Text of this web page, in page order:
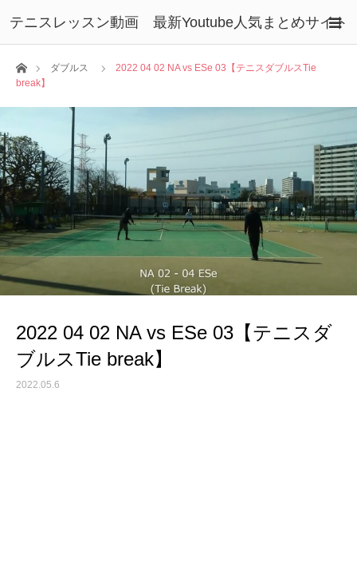
テニスレッスン動画 最新Youtube人気まとめサイト
ホームダブルス
2022 04 02 NA vs ESe 03【テニスダブルスTie
break】
2022 04 02 NA vs ESe 03【テニスダ
ブルスTie break】
2022.05.6